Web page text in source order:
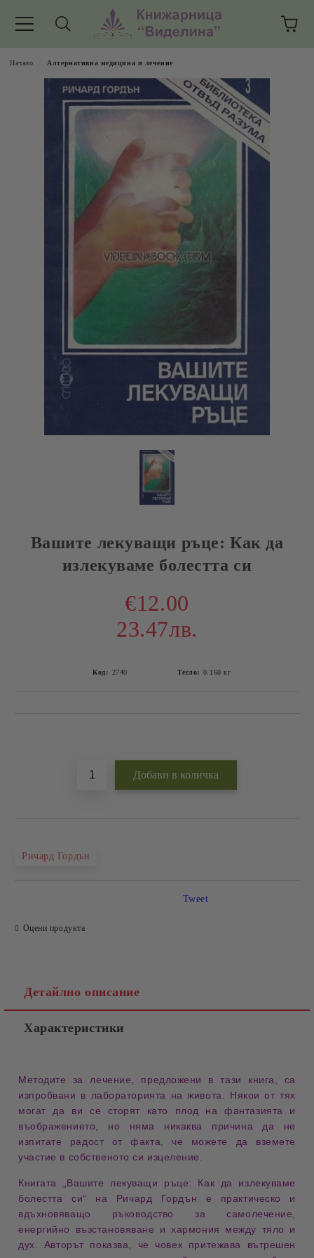
Начало Алтернативна медицина и лечение
Вашите лекуващи ръце: Как да
излекуваме болестта си
€12.00
23.47лв.
Код: 2740 Тегло: 0.160 кг
Ричард Гордън
Оцени продукта
Tweet
Детайлно описание
Характеристики
Методите за лечение , предложени в тази книга, са
изпробвани в лабораторията на живота
. Някои от тях
могат да ви се сторят като плод на фантазията и
въображението , но няма никаква причина да не
изпитате радост от факта, че можете да вземете
участие в собственото си изцеление
Книгата
„Вашите лекуващи ръце: Как да излекуваме
болестта си“
на Ричард Гордън е практическо и
вдъхновяващо ръководство засамолечение,
енергийно възстановяване и хармония между тяло и
дух . Авторът показва, че човек притежава вътрешен